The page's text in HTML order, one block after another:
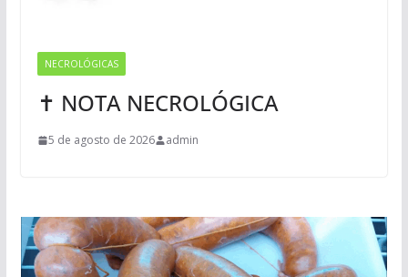
NECROLÓGICAS
✝ NOTA NECROLÓGICA
5 de agosto de 2026 admin